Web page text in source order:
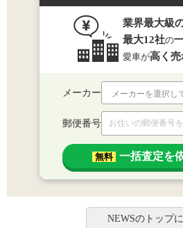
業界最大級
最大12社の
愛車が高く売
メーカー
郵便番号
無料 一括査定を
NEWSのトップ